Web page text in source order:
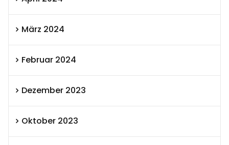
März 2024
Februar 2024
Dezember 2023
Oktober 2023